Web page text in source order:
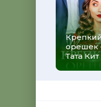
орешек
Тата Кит
долг - Яков